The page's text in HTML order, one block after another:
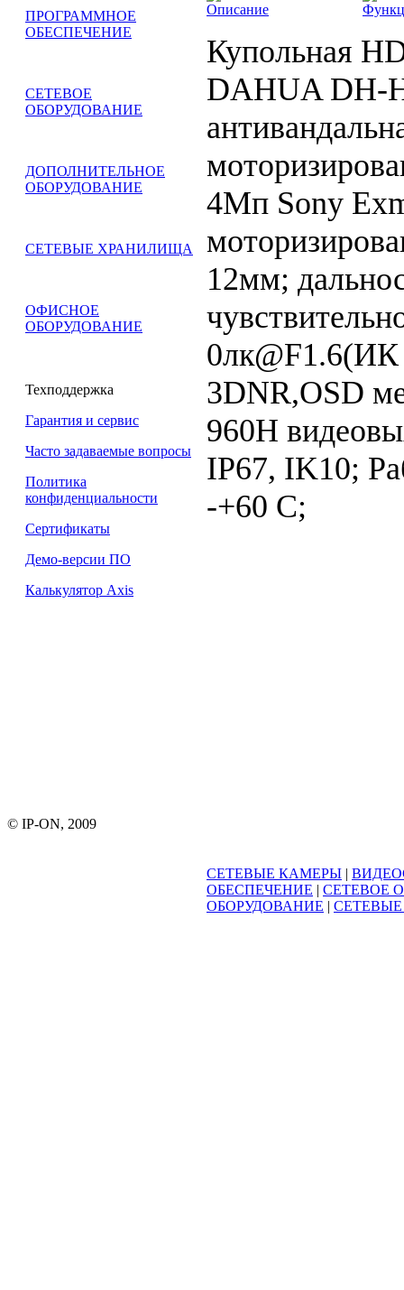
ПРОГРАММНОЕ
ОБЕСПЕЧЕНИЕ
СЕТЕВОЕ
ОБОРУДОВАНИЕ
ДОПОЛНИТЕЛЬНОЕ
ОБОРУДОВАНИЕ
СЕТЕВЫЕ ХРАНИЛИЩА
ОФИСНОЕ
ОБОРУДОВАНИЕ
Техподдержка
Гарантия и сервис
Часто задаваемые вопросы
Политика
конфиденциальности
Сертификаты
Демо-версии ПО
Калькулятор Axis
Описание
Купольная
DAHUA DH-
4Mп Sony
12мм;
3DNR,OSD
960H
IP67, IK10;
-+60 С;
© IP-ON, 2009
СЕТЕВЫЕ КАМЕРЫ |
ОБЕСПЕЧЕНИЕ | СЕТЕВОЕ
ОБОРУДОВАНИЕ |